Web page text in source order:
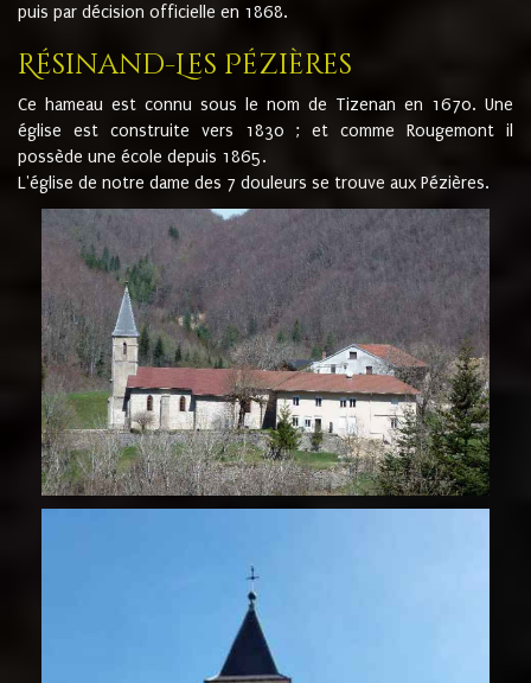
puis par décision officielle en 1868.
Résinand-Les Pézières
Ce hameau est connu sous le nom de Tizenan en 1670. Une
église est construite vers 1830 ; et comme Rougemont il
possède une école depuis 1865.
L'église de notre dame des 7 douleurs se trouve aux Pézières.